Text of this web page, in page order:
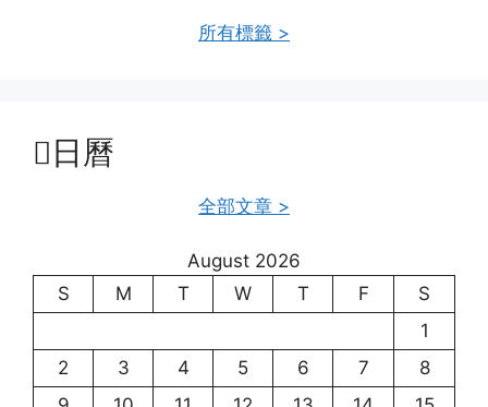
所有標籤 >
日曆
全部文章 >
August 2026
S
M T W T F
S
1
2
3 4 5 6 7
8